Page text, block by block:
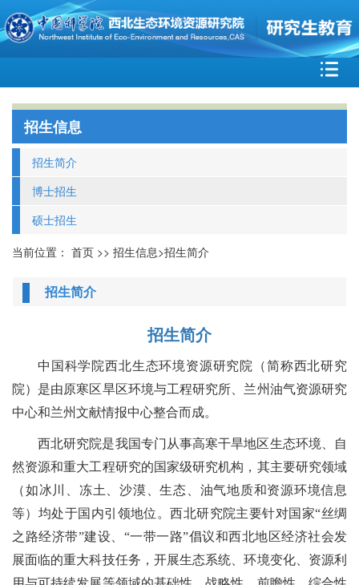
招生信息
招生简介
博士招生
硕士招生
当前位置： 首页 >> 招生信息>招生简介
招生简介
招生简介
中国科学院西北生态环境资源研究院（简称西北研究
院）是由原寒区旱区环境与工程研究所、兰州油气资源研究
中心和兰州文献情报中心整合而成。
西北研究院是我国专门从事高寒干旱地区生态环境、自
然资源和重大工程研究的国家级研究机构，其主要研究领域
（如冰川、冻土、沙漠、生态、油气地质和资源环境信息
等）均处于国内引领地位。西北研究院主要针对国家“丝绸
之路经济带”建设、“一带一路”倡议和西北地区经济社会发
展面临的重大科技任务，开展生态系统、环境变化、资源利